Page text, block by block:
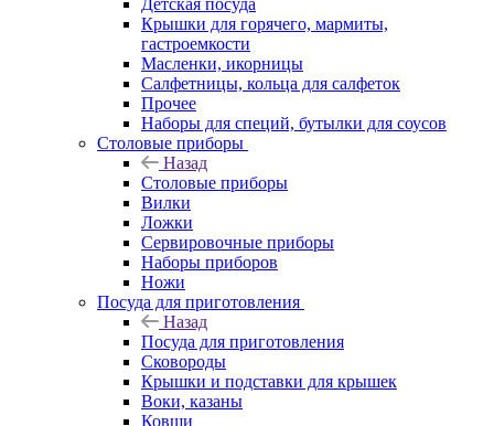
Детская посуда
Крышки для горячего, мармиты,
гастроемкости
Масленки, икорницы
Салфетницы, кольца для салфеток
Прочее
Наборы для специй, бутылки для соусов
Столовые приборы
Назад
Столовые приборы
Вилки
Ложки
Сервировочные приборы
Наборы приборов
Ножи
Посуда для приготовления
Назад
Посуда для приготовления
Сковороды
Крышки и подставки для крышек
Воки, казаны
Ковши